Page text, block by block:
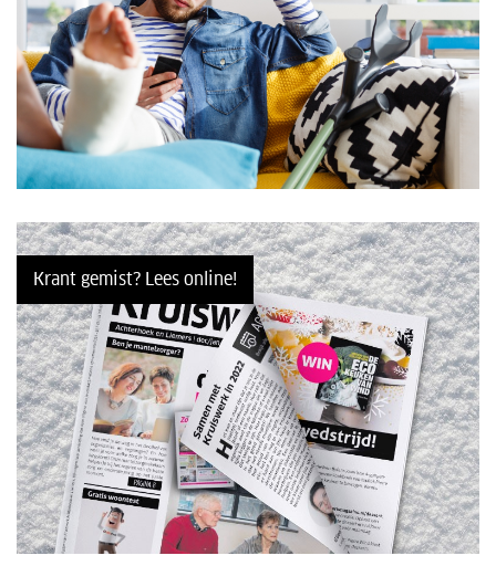
Krant gemist? Lees online!